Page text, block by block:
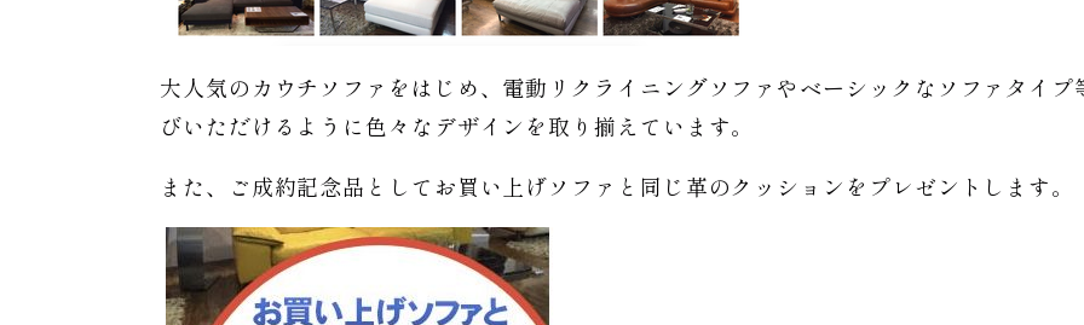
大人気のカウチソファをはじめ、電動リクライニングソファやベーシックなソファタイ
びいただけるように色々なデザインを取り揃えています。
また、ご成約記念品としてお買い上げソファと同じ革のクッションをプレゼントします。